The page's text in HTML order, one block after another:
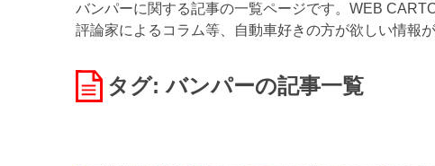
バンパーに関する記事の一覧ページです。WEB
評論家によるコラム等、自動車好きの方が欲しい情報が
タグ: バンパーの記事一覧